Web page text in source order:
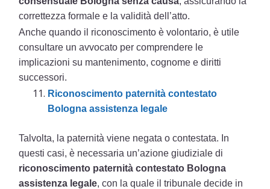
correttezza formale e la validità dell’atto.
Anche quando il riconoscimento è volontario, è utile
consultare un avvocato per comprendere le
implicazioni su mantenimento, cognome e diritti
successori.
Riconoscimento paternità contestato
Bologna assistenza legale
Talvolta, la paternità viene negata o contestata. In
questi casi, è necessaria un’azione giudiziale di
riconoscimento paternità contestato Bologna
assistenza legale, con la quale il tribunale decide in